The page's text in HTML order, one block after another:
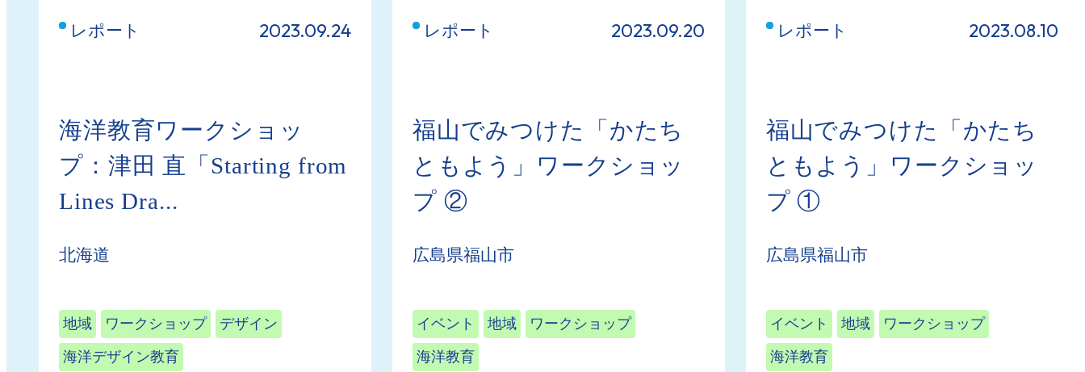
レポート 2023.09.24
海洋教育ワークショッ
プ：津田 直「Starting from
Lines Dra...
北海道
地域 ワークショップ デザイン
海洋デザイン教育
レポート 2023.09.20
福山でみつけた「かたち
ともよう」ワークショッ
プ ②
広島県福山市
イベント 地域 ワークショップ
海洋教育
レポート 2023.08.10
福山でみつけた「かたち
ともよう」ワークショッ
プ ①
広島県福山市
イベント 地域 ワークショップ
海洋教育